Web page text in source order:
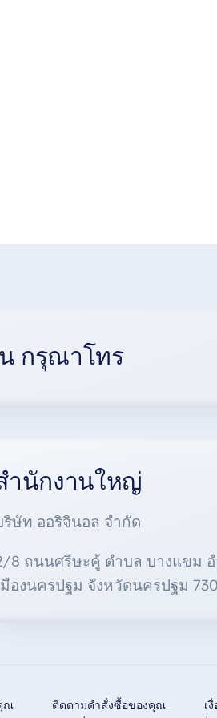
กรุณาโทร
ำนักงานใหญ่
ริษัท ออริจินอล จำกัด
8 ถนนศรีษะคู้ ตำบล บางแขม อ
มืองนครปฐม จังหวัดนครปฐม
ณ ติดตามคำสั่งซื้อของคุณ
เ